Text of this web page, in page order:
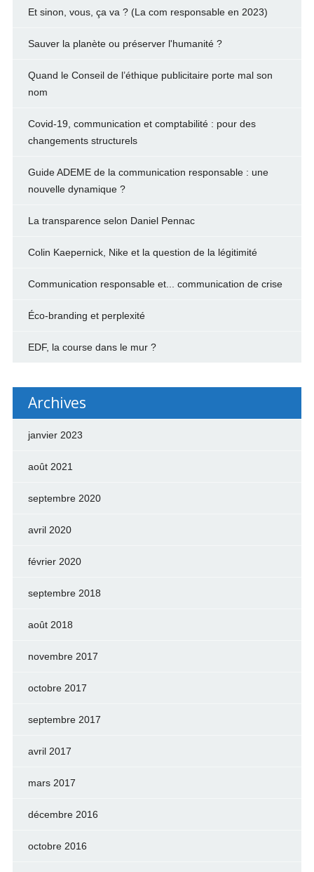
Et sinon, vous, ça va ? (La com responsable en 2023)
Sauver la planète ou préserver l'humanité ?
Quand le Conseil de l’éthique publicitaire porte mal son
nom
Covid-19, communication et comptabilité : pour des
changements structurels
Guide ADEME de la communication responsable : une
nouvelle dynamique ?
La transparence selon Daniel Pennac
Colin Kaepernick, Nike et la question de la légitimité
Communication responsable et... communication de crise
Éco-branding et perplexité
EDF, la course dans le mur ?
Archives
janvier 2023
août 2021
septembre 2020
avril 2020
février 2020
septembre 2018
août 2018
novembre 2017
octobre 2017
septembre 2017
avril 2017
mars 2017
décembre 2016
octobre 2016